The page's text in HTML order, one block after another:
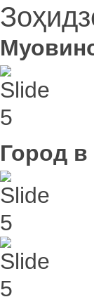
Город в